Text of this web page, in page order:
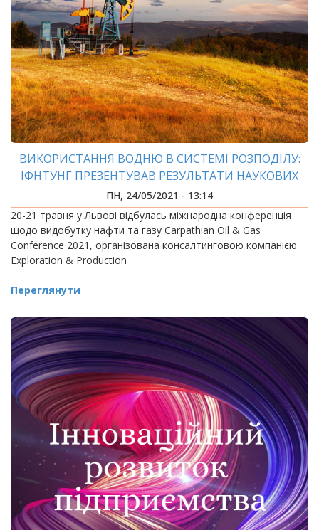
ВИКОРИСТАННЯ ВОДНЮ В СИСТЕМІ РОЗПОДІЛУ:
ІФНТУНГ ПРЕЗЕНТУВАВ РЕЗУЛЬТАТИ НАУКОВИХ
ДОСЛІДЖЕНЬ
ПН, 24/05/2021 - 13:14
20-21 травня у Львові відбулась міжнародна конференція
щодо видобутку нафти та газу Carpathian Oil & Gas
Conference 2021, організована консалтинговою компанією
Exploration & Production
Переглянути